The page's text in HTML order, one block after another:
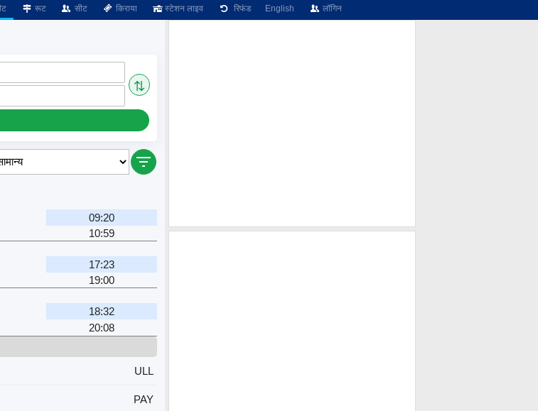
रूट सीट किराया स्टेशन लाइव रिफंड English लॉगिन
⇅
09:20
10:59
17:23
19:00
18:32
20:08
ULL
PAY